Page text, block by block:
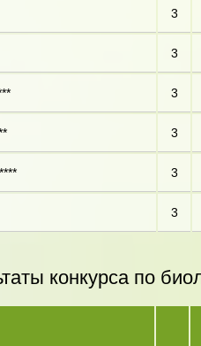
3
3
3
3
3
3
конкурса по